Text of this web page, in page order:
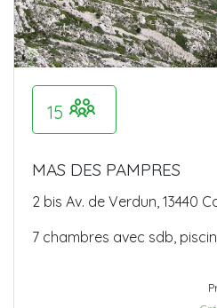
15
MAS DES PAMPRES
2 bis Av. de Verdun, 13440
7 chambres avec sdb,